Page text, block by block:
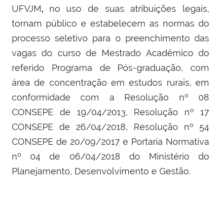
UFVJM, no uso de suas atribuições legais,
tornam público e estabelecem as normas do
processo seletivo para o preenchimento das
vagas do curso de Mestrado Acadêmico do
referido Programa de Pós-graduação, com
área de concentração em estudos rurais, em
conformidade com a Resolução nº 08
CONSEPE de 19/04/2013, Resolução nº 17
CONSEPE de 26/04/2018, Resolução nº 54
CONSEPE de 20/09/2017 e Portaria Normativa
nº 04 de 06/04/2018 do Ministério do
Planejamento, Desenvolvimento e Gestão.